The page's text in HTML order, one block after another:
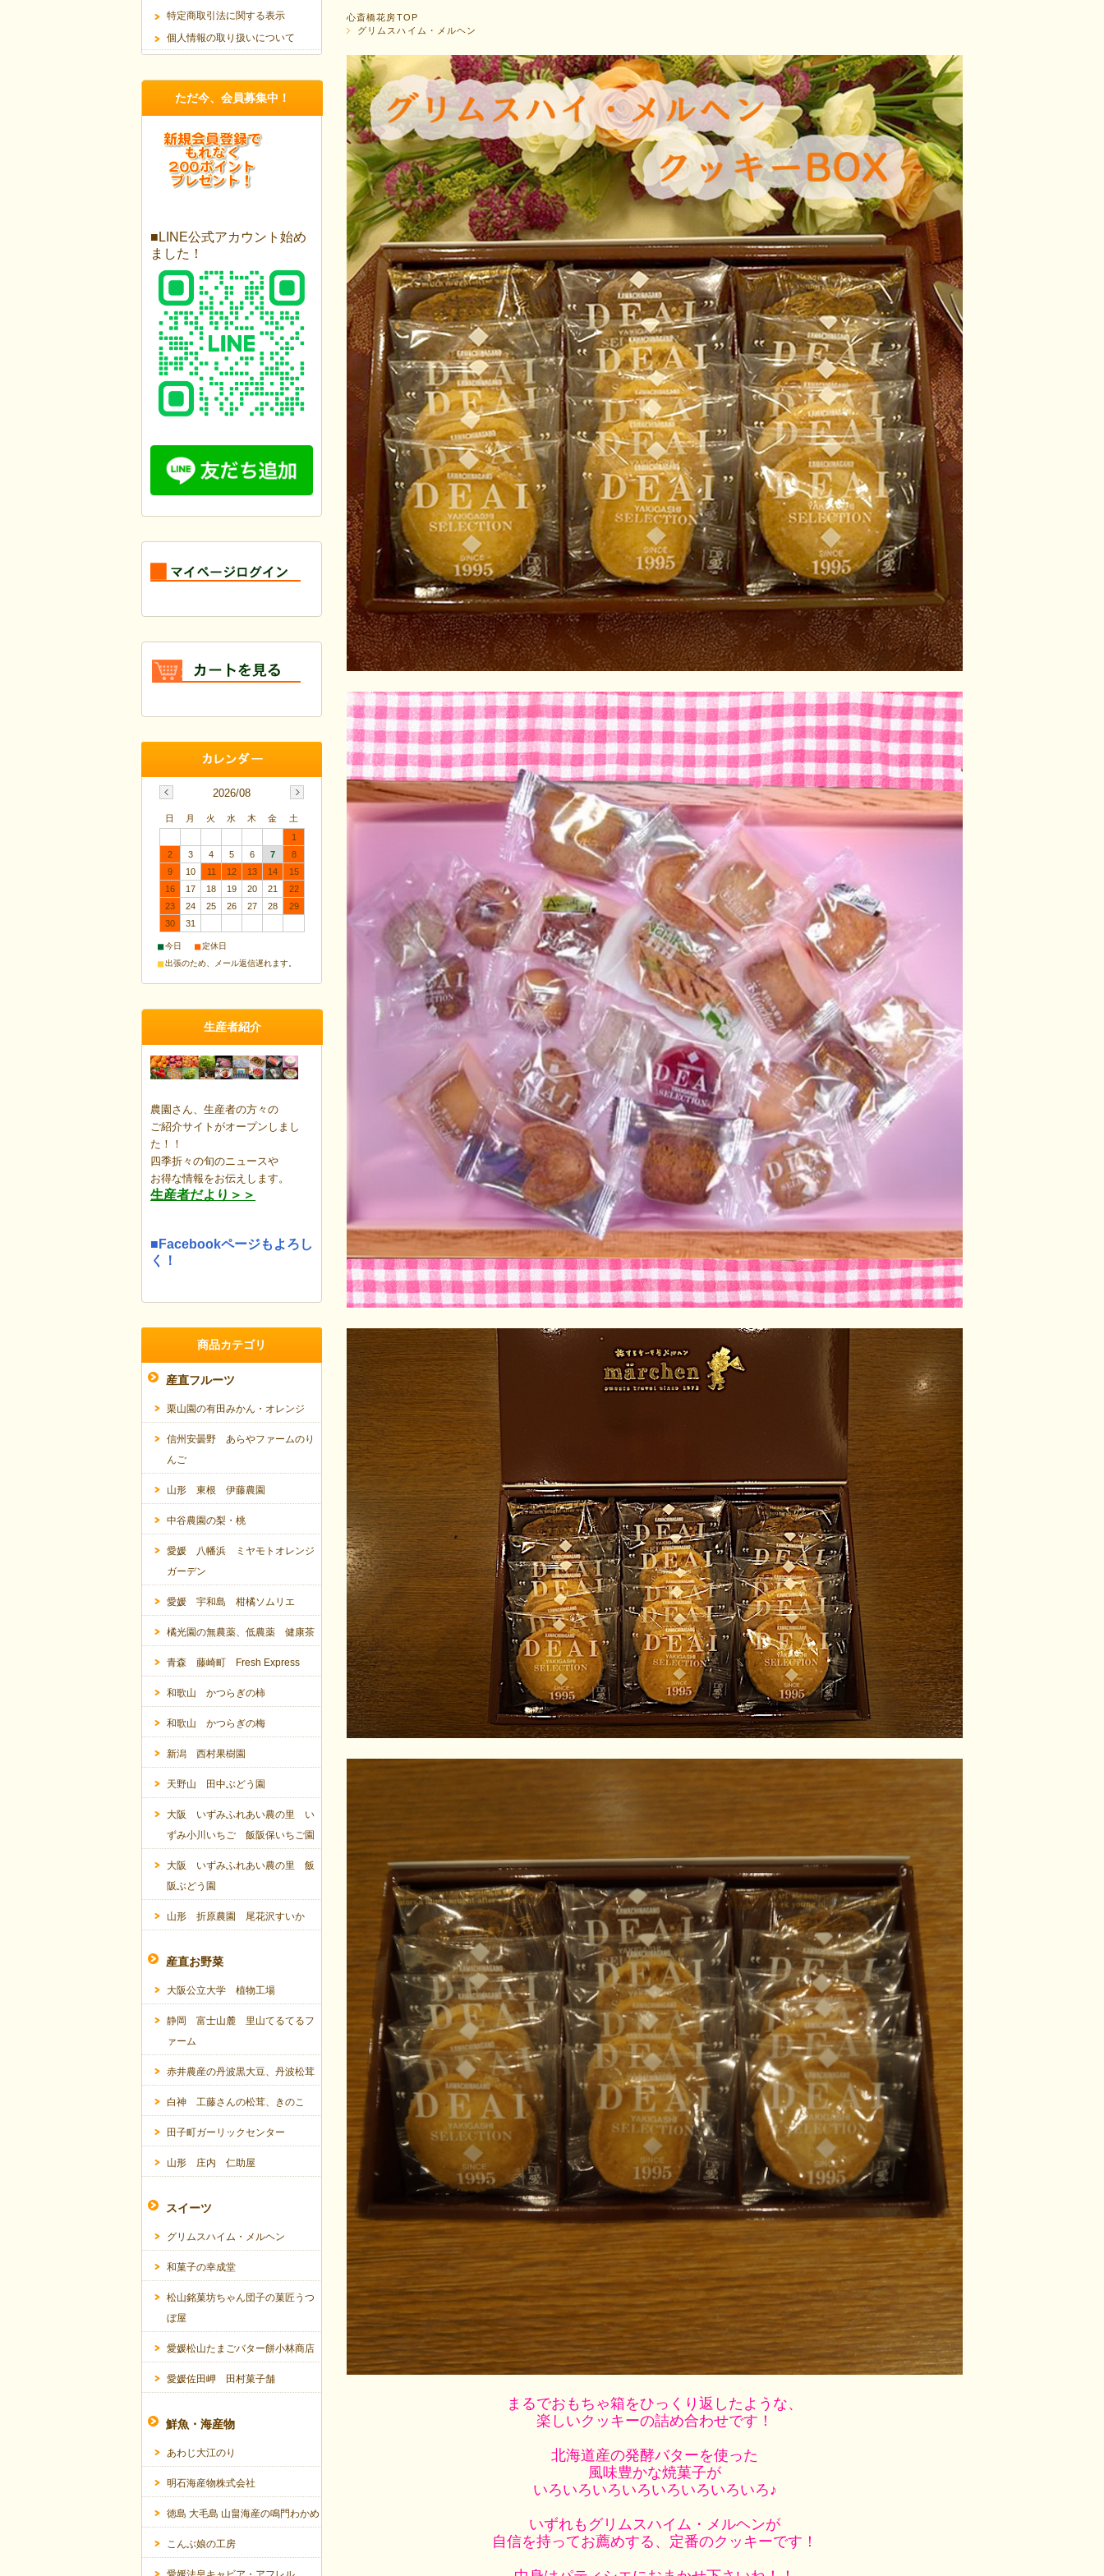
心斎橋花房TOP
グリムスハイム・メルヘン
まるでおもちゃ箱をひっくり返したような、
楽しいクッキーの詰め合わせです！
北海道産の発酵バターを使った
風味豊かな焼菓子が
いろいろいろいろいろいろいろいろ♪
いずれもグリムスハイム・メルヘンが
自信を持ってお薦めする、定番のクッキーです！
特定商取引法に関する表示
個人情報の取り扱いについて
ただ今、会員募集中！
■LINE公式アカウント始め
ました！
2026/08
日 月 火 水 木 金
土
1
2
3 4 5 6 7
8
9
10 11 12 13 14
15
16
17 18 19 20 21
22
23
24 25 26 27 28
29
30
31
■今日 ■定休日
■出張のため、メール返信遅れます。
生産者紹介
農園さん、生産者の方々の
ご紹介サイトがオープンしまし
た！！
四季折々の旬のニュースや
お得な情報をお伝えします。
生産者だより＞＞
■Facebookページもよろし
く！
商品カテゴリ
産直フルーツ
栗山園の有田みかん・オレンジ
信州安曇野 あらやファームのり
んご
山形 東根 伊藤農園
中谷農園の梨・桃
愛媛 八幡浜 ミヤモトオレンジ
ガーデン
愛媛 宇和島 柑橘ソムリエ
橘光園の無農薬、低農薬 健康茶
青森 藤崎町 Fresh Express
和歌山 かつらぎの柿
和歌山 かつらぎの梅
新潟 西村果樹園
天野山 田中ぶどう園
大阪 いずみふれあい農の里 い
ずみ小川いちご 飯阪保いちご園
大阪 いずみふれあい農の里 飯
阪ぶどう園
山形 折原農園 尾花沢すいか
産直お野菜
大阪公立大学 植物工場
静岡 富士山麓 里山てるてるフ
ァーム
赤井農産の丹波黒大豆、丹波松茸
白神 工藤さんの松茸、きのこ
田子町ガーリックセンター
山形 庄内 仁助屋
スイーツ
グリムスハイム・メルヘン
和菓子の幸成堂
松山銘菓坊ちゃん団子の菓匠うつ
ぼ屋
愛媛松山たまごバター餅小林商店
愛媛佐田岬 田村菓子舗
鮮魚・海産物
あわじ大江のり
明石海産物株式会社
徳島 大毛島 山畠海産の鳴門わかめ
こんぶ娘の工房